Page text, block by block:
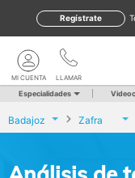
Regístrate
LLAMAR
MI CUENTA
Especialidades
Badajoz Zafra